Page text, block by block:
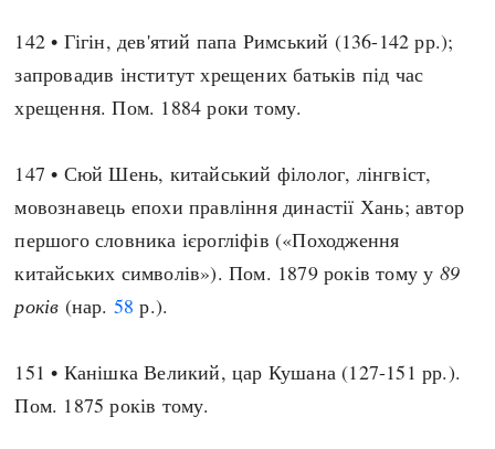
142 • Гігін, дев'ятий папа Римський (136-142 рр.);
запровадив інститут хрещених батьків під час
хрещення. Пом. 1884 роки тому.
147 • Сюй Шень, китайський філолог, лінгвіст,
мовознавець епохи правління династії Хань; автор
першого словника ієрогліфів («Походження
китайських символів»). Пом. 1879 років тому у 89
років (нар. 58 р.).
151 • Канішка Великий, цар Кушана (127-151 рр.).
Пом. 1875 років тому.